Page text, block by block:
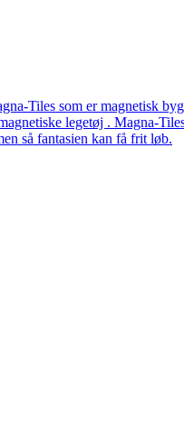
Tiles som er magnetisk
legetøj . Magna-
så fantasien kan få frit løb.